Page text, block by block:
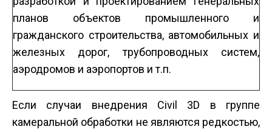
планов объектов промышленного и
гражданского строительства, автомобильных и
железных дорог, трубопроводных систем,
аэродромов и аэропортов и т.п.
Если случаи внедрения Civil 3D в группе
камеральной обработки не являются редкостью,